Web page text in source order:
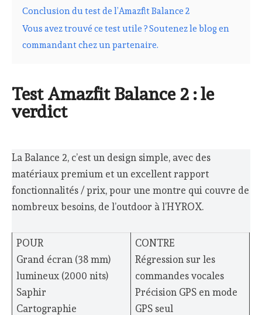
Conclusion du test de l’Amazfit Balance 2
Vous avez trouvé ce test utile ? Soutenez le blog en
commandant chez un partenaire.
Test Amazfit Balance 2 : le
verdict
La Balance 2, c’est un design simple, avec des
matériaux premium et un excellent rapport
fonctionnalités / prix, pour une montre qui couvre de
nombreux besoins, de l’outdoor à l’HYROX.
POUR
Grand écran (38 mm)
lumineux (2000 nits)
Saphir
Cartographie
CONTRE
Régression sur les
commandes vocales
Précision GPS en mode
GPS seul